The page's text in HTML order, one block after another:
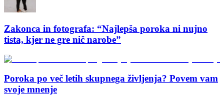
Zakonca in fotografa: “Najlepša poroka ni nujno
tista, kjer ne gre nič narobe”
Poroka po več letih skupnega življenja? Povem vam
svoje mnenje